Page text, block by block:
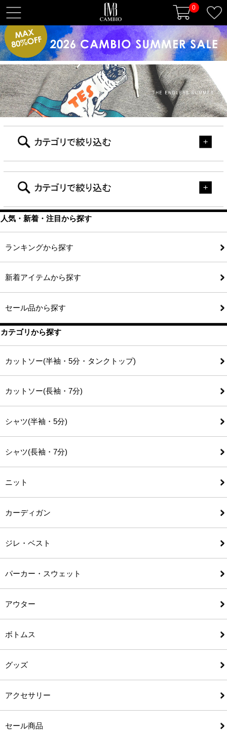
0
t
o
g
l
e
n
a
v
i
t
i
人気・新着・注目から探す
ランキングから探す
新着アイテムから探す
セール品から探す
カテゴリから探す
カットソー(半袖・5分・タンクトップ)
カットソー(長袖・7分)
シャツ(半袖・5分)
シャツ(長袖・7分)
ニット
カーディガン
ジレ・ベスト
パーカー・スウェット
アウター
ボトムス
グッズ
アクセサリー
セール商品